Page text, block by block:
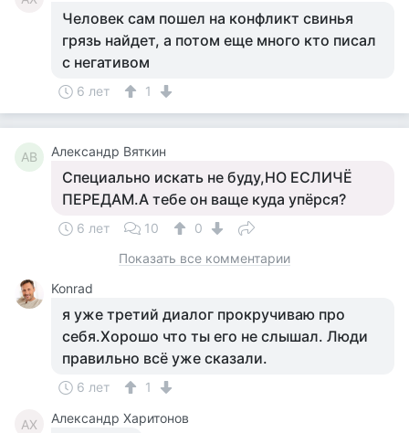
Человек сам пошел на конфликт свинья
грязь найдет, а потом еще много кто писал
с негативом
6 лет 1
АВ Александр Вяткин
Специально искать не буду,НО ЕСЛИЧЁ
ПЕРЕДАМ.А тебе он ваще куда упёрся?
6 лет 10
0
Показать все комментарии
Konrad
я уже третий диалог прокручиваю про
себя.Хорошо что ты его не слышал. Люди
правильно всё уже сказали.
6 лет 1
АХ Александр Харитонов